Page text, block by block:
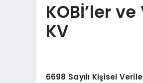
KOBİ’ler
KV
6698 Sayılı Kişisel